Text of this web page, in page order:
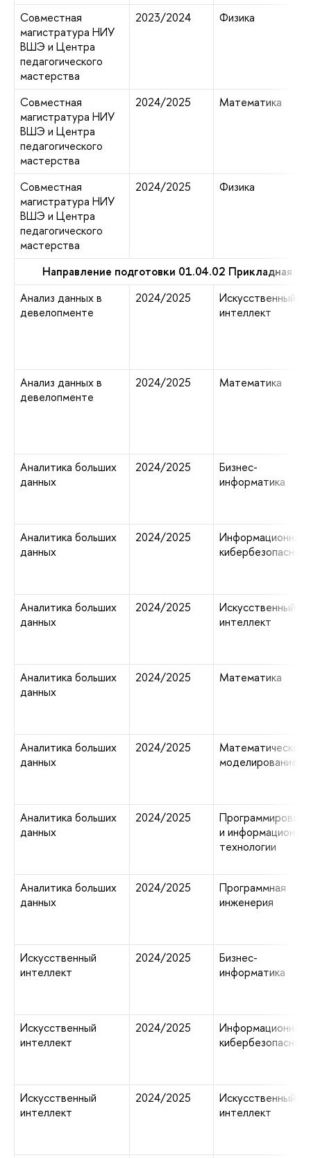
Совместная
магистратура НИУ
ВШЭ и Центра
педагогического
мастерства
2023/2024 Физика
Совместная
магистратура НИУ
ВШЭ и Центра
педагогического
мастерства
2024/2025 Математика
Совместная
магистратура НИУ
ВШЭ и Центра
педагогического
мастерства
2024/2025 Физика
Направление подготовки 01.04.02 Прикладная
Анализ данных в
девелопменте
2024/2025
Искусственный
интеллект
Анализ данных в
девелопменте
2024/2025 Математика
Аналитика больших
данных
2024/2025
Бизнес-
информатика
Аналитика больших
данных
2024/2025
Информационная
Аналитика больших
данных
2024/2025
Искусственный
интеллект
Аналитика больших
данных
2024/2025 Математика
Аналитика больших
данных
2024/2025
Математическое
моделирование
Аналитика больших
данных
2024/2025
и
технологии
Аналитика больших
данных
2024/2025
Программная
инженерия
Искусственный
интеллект
2024/2025
Бизнес-
информатика
Искусственный
интеллект
2024/2025
Информационная
Искусственный
интеллект
2024/2025
Искусственный
интеллект